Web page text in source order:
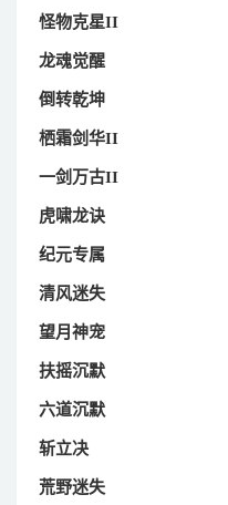
怪物克星II
龙魂觉醒
倒转乾坤
栖霜剑华II
一剑万古II
虎啸龙诀
纪元专属
清风迷失
望月神宠
扶摇沉默
六道沉默
斩立决
荒野迷失